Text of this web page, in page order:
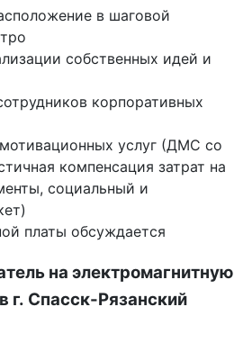
в шаговой
собственных идей и
корпоративных
услуг (ДМС со
компенсация затрат на
социальный и
платы обсуждается
на электромагнитную
г. Спасск-Рязанский